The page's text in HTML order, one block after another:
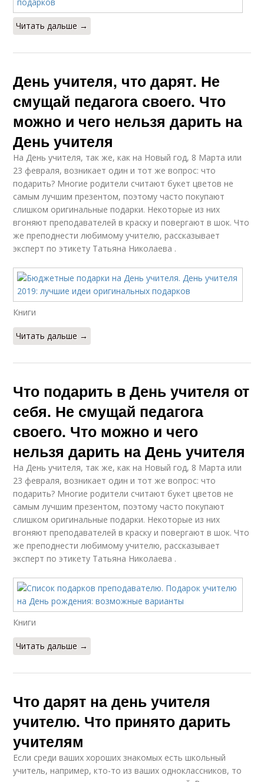
Читать дальше →
День учителя, что дарят. Не
смущай педагога своего. Что
можно и чего нельзя дарить на
День учителя
На День учителя, так же, как на Новый год, 8 Марта или
23 февраля, возникает один и тот же вопрос: что
подарить? Многие родители считают букет цветов не
самым лучшим презентом, поэтому часто покупают
слишком оригинальные подарки. Некоторые из них
вгоняют преподавателей в краску и повергают в шок. Что
же преподнести любимому учителю, рассказывает
эксперт по этикету Татьяна Николаева .
Книги
Читать дальше →
Что подарить в День учителя от
себя. Не смущай педагога
своего. Что можно и чего
нельзя дарить на День учителя
На День учителя, так же, как на Новый год, 8 Марта или
23 февраля, возникает один и тот же вопрос: что
подарить? Многие родители считают букет цветов не
самым лучшим презентом, поэтому часто покупают
слишком оригинальные подарки. Некоторые из них
вгоняют преподавателей в краску и повергают в шок. Что
же преподнести любимому учителю, рассказывает
эксперт по этикету Татьяна Николаева .
Книги
Читать дальше →
Что дарят на день учителя
учителю. Что принято дарить
учителям
Если среди ваших хороших знакомых есть школьный
учитель, например, кто-то из ваших одноклассников, то